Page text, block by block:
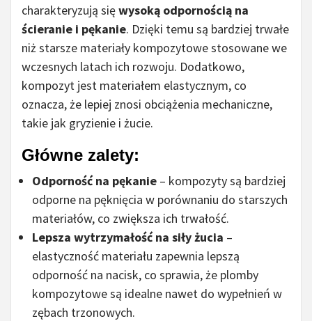
charakteryzują sięwysoką odpornością na
ścieranie i pękanie. Dzięki temu są bardziej trwałe
niż starsze materiały kompozytowe stosowane we
wczesnych latach ich rozwoju. Dodatkowo,
kompozyt jest materiałem elastycznym, co
oznacza, że lepiej znosi obciążenia mechaniczne,
takie jak gryzienie i żucie.
Główne zalety:
Odporność na pękanie – kompozyty są bardziej
odporne na pęknięcia w porównaniu do starszych
materiałów, co zwiększa ich trwałość.
Lepsza wytrzymałość na siły żucia –
elastyczność materiału zapewnia lepszą
odporność na nacisk, co sprawia, że plomby
kompozytowe są idealne nawet do wypełnień w
zębach trzonowych.